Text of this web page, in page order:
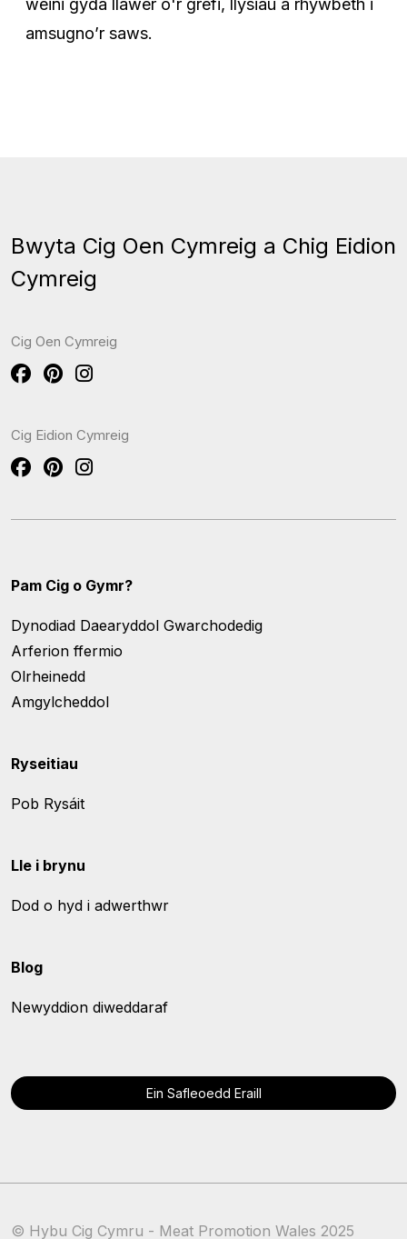
weini gyda llawer o'r grefi, llysiau a rhywbeth i
amsugno’r saws.
Bwyta Cig Oen Cymreig a Chig Eidion
Cymreig
Cig Oen Cymreig
Cig Eidion Cymreig
Pam Cig o Gymr?
Dynodiad Daearyddol Gwarchodedig
Arferion ffermio
Olrheinedd
Amgylcheddol
Ryseitiau
Pob Rysáit
Lle i brynu
Dod o hyd i adwerthwr
Blog
Newyddion diweddaraf
Ein Safleoedd Eraill
© Hybu Cig Cymru - Meat Promotion Wales 2025